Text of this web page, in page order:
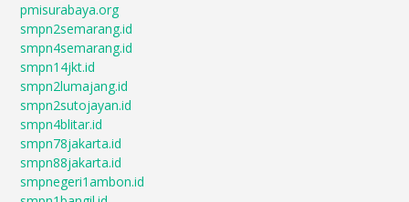
pmisurabaya.org
smpn2semarang.id
smpn4semarang.id
smpn14jkt.id
smpn2lumajang.id
smpn2sutojayan.id
smpn4blitar.id
smpn78jakarta.id
smpn88jakarta.id
smpnegeri1ambon.id